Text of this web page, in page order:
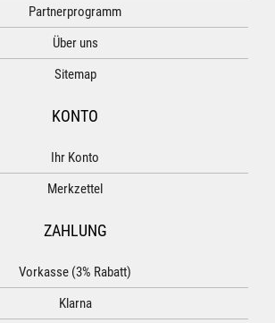
Partnerprogramm
Über uns
Sitemap
KONTO
Ihr Konto
Merkzettel
ZAHLUNG
Vorkasse (3% Rabatt)
Klarna